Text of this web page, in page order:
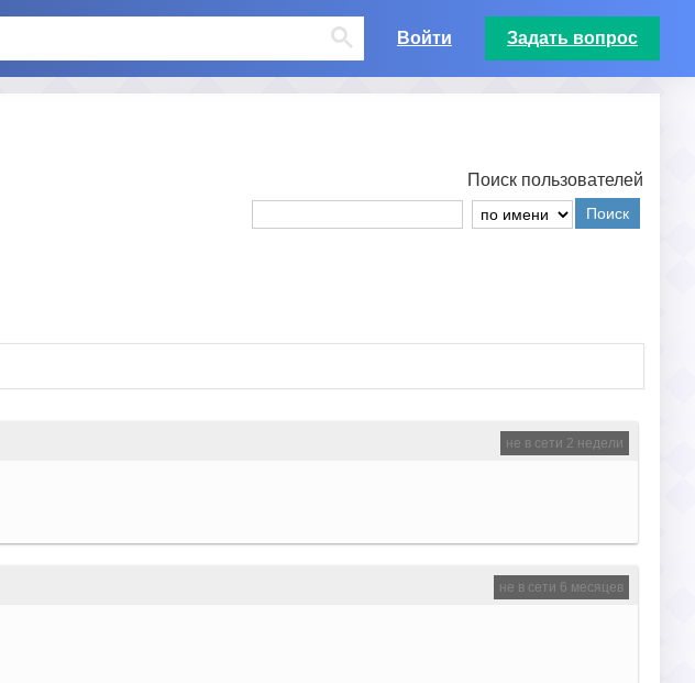
Войти Задать вопрос
Поиск пользователей
Поиск
не в сети 2 недели
не в сети 6 месяцев